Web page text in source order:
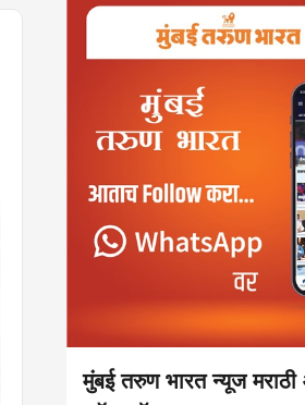
मुंबई तरुण भारत न्यूज